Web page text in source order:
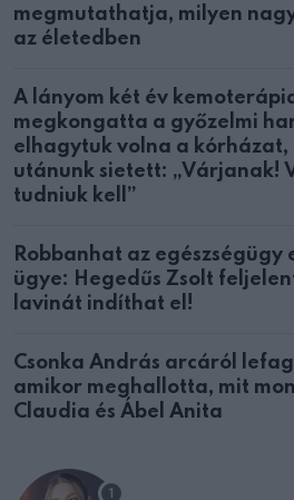
megmutathatja, milyen
az életedben
A lányom két év
megkongatta a győzelmi
elhagytuk volna a kórházat,
utánunk sietett: „Várjanak!
tudniuk kell”
Robbanhat az egészségügy
ügye: Hegedűs Zsolt
lavinát indíthat el!
Csonka András arcáról
amikor meghallotta, mit
Claudia és Ábel Anita